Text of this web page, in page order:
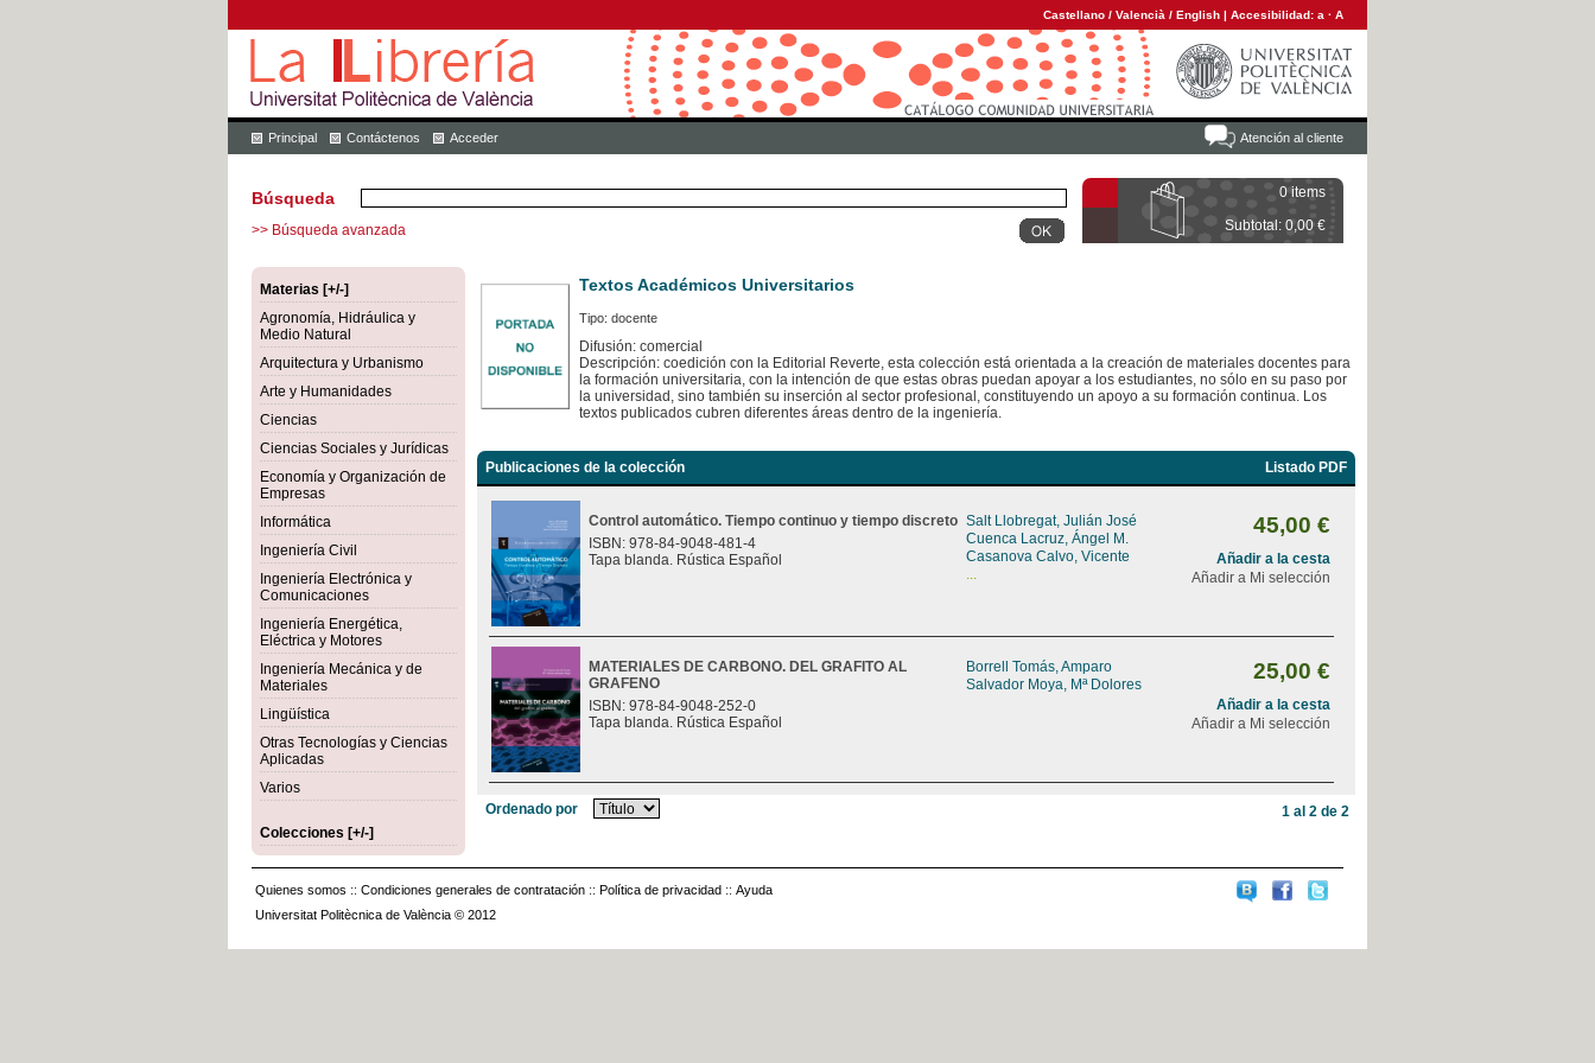
Castellano / Valencià / English | Accesibilidad: a · A
Atención al cliente
Principal Contáctenos Acceder
0 items
Subtotal: 0,00 €
Búsqueda
>> Búsqueda avanzada
Materias [+/-]
Agronomía, Hidráulica y
Medio Natural
Arquitectura y Urbanismo
Arte y Humanidades
Ciencias
Ciencias Sociales y Jurídicas
Economía y Organización de
Empresas
Informática
Ingeniería Civil
Ingeniería Electrónica y
Comunicaciones
Ingeniería Energética,
Eléctrica y Motores
Ingeniería Mecánica y de
Materiales
Lingüística
Otras Tecnologías y Ciencias
Aplicadas
Varios
Colecciones [+/-]
Textos Académicos Universitarios
Tipo: docente
Difusión: comercial
Descripción: coedición con la Editorial Reverte, esta colección está orientada a la creación de materiales docentes para
la formación universitaria, con la intención de que estas obras puedan apoyar a los estudiantes, no sólo en su paso por
la universidad, sino también su inserción al sector profesional, constituyendo un apoyo a su formación continua. Los
textos publicados cubren diferentes áreas dentro de la ingeniería.
Publicaciones de la colección Listado PDF
Control automático. Tiempo continuo y tiempo discreto
ISBN: 978-84-9048-481-4
Tapa blanda. Rústica Español
Salt Llobregat, Julián José
Cuenca Lacruz, Ángel M.
Casanova Calvo, Vicente
...
45,00 €
Añadir a la cesta
Añadir a Mi selección
MATERIALES DE CARBONO. DEL GRAFITO AL
GRAFENO
ISBN: 978-84-9048-252-0
Tapa blanda. Rústica Español
Borrell Tomás, Amparo
Salvador Moya, Mª Dolores
25,00 €
Añadir a la cesta
Añadir a Mi selección
Ordenado por 1 al 2 de 2
Quienes somos :: Condiciones generales de contratación :: Política de privacidad :: Ayuda
Universitat Politècnica de València © 2012